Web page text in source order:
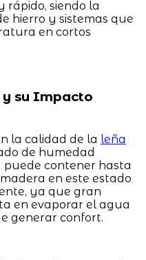
siendo la
hierro y sistemas que
en cortos
y su Impacto
la calidad de la leña
de humedad
puede contener hasta
en este estado
ya que gran
en evaporar el agua
generar confort.